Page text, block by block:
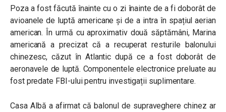
Poza a fost făcută înainte cu o zi înainte de a fi doborât de
avioanele de luptă americane și de a intra în spațiul aerian
american. În urmă cu aproximativ două săptămâni, Marina
americană a precizat că a recuperat resturile balonului
chinezesc, căzut în Atlantic după ce a fost doborât de
aeronavele de luptă. Componentele electronice preluate au
fost predate FBI-ului pentru investigații suplimentare.
Casa Albă a afirmat că balonul de supraveghere chinez ar